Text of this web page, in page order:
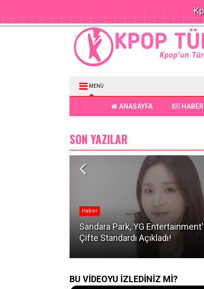
MENÜ
ANASAYFA HABER
SON YAZILAR
Haber
Sandara Park, YG
Çifte Standardı Açıkladı!
BU VİDEOYU İZLEDİNİZ Mİ?